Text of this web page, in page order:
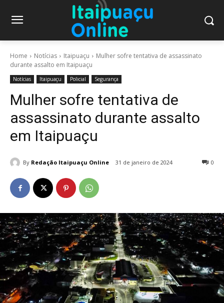
Home Notícias Itaipuaçu
Mulher sofre tentativa de assassinato
durante assalto em Itaipuaçu
Notícias Itaipuaçu Policial Segurança
Mulher sofre tentativa de
assassinato durante assalto
em Itaipuaçu
By Redação Itaipuaçu Online 31 de janeiro de 2024 0